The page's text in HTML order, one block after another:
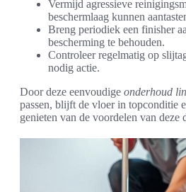
Vermijd agressieve
beschermlaag kunnen
Breng periodiek een finisher
bescherming te behouden.
Controleer regelmatig op
nodig actie.
Door deze eenvoudige onderhoud
passen, blijft de vloer in topconditie
genieten van de voordelen van deze